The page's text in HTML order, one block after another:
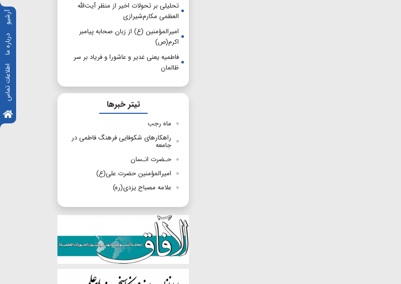
آرشیو
درباره ما
اطلاعات تماس
تحلیلی بر تحولات اخیر از منظر آیت‌الله
العظمی مکارم‌شیرازی
امیرالمؤمنین (ع) از زبان صحابه پیامبر
اکرم(ص)
فاطمیه یعنی غدیر و عاشورا و فریاد بر سر
ظالمان
تیتر خبرها
ماه رجب
راهکارهای شکوفایی فرهنگ فاطمی در
جامعه
حـضرت انـسان
امیرالمؤمنین حضرت علی(ع)
علامه مصباح یزدی(ره)